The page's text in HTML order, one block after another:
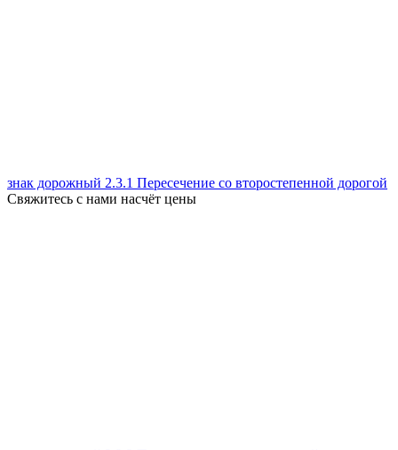
знак дорожный 2.3.1 Пересечение со второстепенной дорогой
Свяжитесь с нами насчёт цены